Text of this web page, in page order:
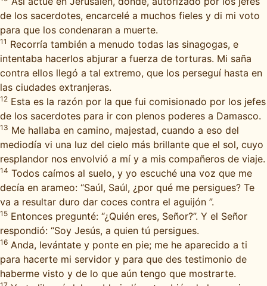
de los sacerdotes, encarcelé a muchos fieles y di mi voto
para que los condenaran a muerte.
11 Recorría también a menudo todas las sinagogas, e
intentaba hacerlos abjurar a fuerza de torturas. Mi saña
contra ellos llegó a tal extremo, que los perseguí hasta en
las ciudades extranjeras.
12 Esta es la razón por la que fui comisionado por los jefes
de los sacerdotes para ir con plenos poderes a Damasco.
13 Me hallaba en camino, majestad, cuando a eso del
mediodía vi una luz del cielo más brillante que el sol, cuyo
resplandor nos envolvió a mí y a mis compañeros de viaje.
14 Todos caímos al suelo, y yo escuché una voz que me
decía en arameo: “Saúl, Saúl, ¿por qué me persigues? Te
va a resultar duro dar coces contra el aguijón ”.
15 Entonces pregunté: “¿Quién eres, Señor?”. Y el Señor
respondió: “Soy Jesús, a quien tú persigues.
16 Anda, levántate y ponte en pie; me he aparecido a ti
para hacerte mi servidor y para que des testimonio de
haberme visto y de lo que aún tengo que mostrarte.